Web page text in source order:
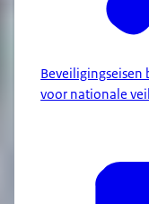
Beveiligingseisen
voor nationale